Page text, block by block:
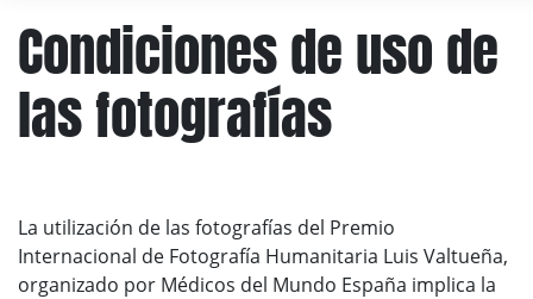
Condiciones de uso de
las fotografías
La utilización de las fotografías del Premio
Internacional de Fotografía Humanitaria Luis Valtueña,
organizado por Médicos del Mundo España implica la